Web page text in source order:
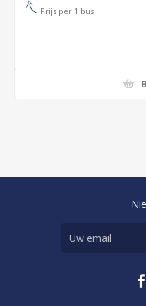
Prijs per 1 bus